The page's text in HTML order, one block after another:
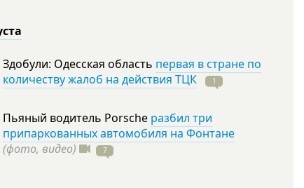
Здобули: Одесская область первая в стране по
количеству жалоб на действия ТЦК
1
Пьяный водитель Porsche разбил три
припаркованных автомобиля на Фонтане
(фото, видео)
7